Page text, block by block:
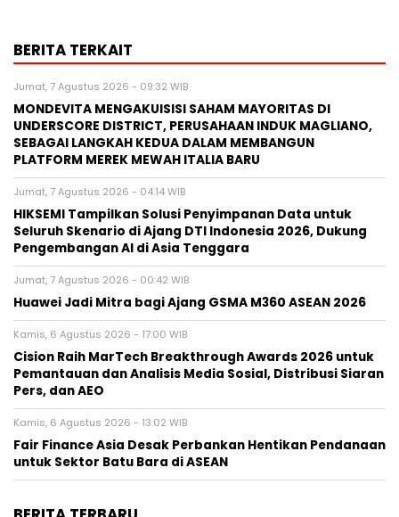
BERITA TERKAIT
Jumat, 7 Agustus 2026 - 09:32 WIB
MONDEVITA MENGAKUISISI SAHAM MAYORITAS DI
UNDERSCORE DISTRICT, PERUSAHAAN INDUK MAGLIANO,
SEBAGAI LANGKAH KEDUA DALAM MEMBANGUN
PLATFORM MEREK MEWAH ITALIA BARU
Jumat, 7 Agustus 2026 - 04:14 WIB
HIKSEMI Tampilkan Solusi Penyimpanan Data untuk
Seluruh Skenario di Ajang DTI Indonesia 2026, Dukung
Pengembangan AI di Asia Tenggara
Jumat, 7 Agustus 2026 - 00:42 WIB
Huawei Jadi Mitra bagi Ajang GSMA M360 ASEAN 2026
Kamis, 6 Agustus 2026 - 17:00 WIB
Cision Raih MarTech Breakthrough Awards 2026 untuk
Pemantauan dan Analisis Media Sosial, Distribusi Siaran
Pers, dan AEO
Kamis, 6 Agustus 2026 - 13:02 WIB
Fair Finance Asia Desak Perbankan Hentikan Pendanaan
untuk Sektor Batu Bara di ASEAN